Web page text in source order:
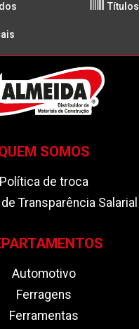
Títulos
SOMOS
Política de troca
Transparência Salarial
Automotivo
Ferragens
Ferramentas